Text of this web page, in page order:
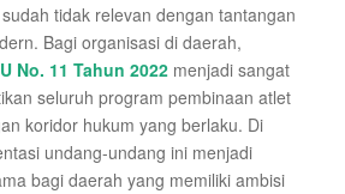
tidak relevan dengan tantangan
Bagi organisasi di daerah,
No. 11 Tahun 2022 menjadi sangat
seluruh program pembinaan atlet
koridor hukum yang berlaku. Di
undang-undang ini menjadi
bagi daerah yang memiliki ambisi